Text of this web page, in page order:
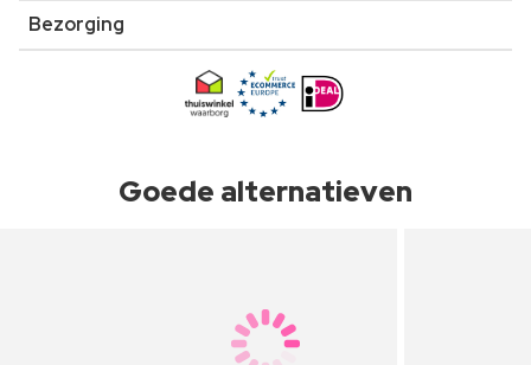
Bezorging
Goede alternatieven